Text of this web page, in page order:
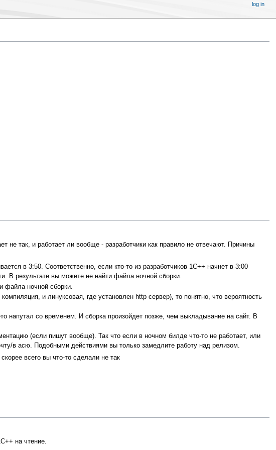
не так, и работает ли вообще - разработчики как правило не отвечают. Причины
в 3:50. Соответственно, если кто-то из разработчиков 1С++ начнет в 3:00
В результате вы можете не найти файла ночной сборки.
файла ночной сборки.
и линуксовая, где установлен http сервер), то понятно, что вероятность
напутал со временем. И сборка произойдет позже, чем выкладывание на сайт. В
(если пишут вообще). Так что если в ночном билде что-то не работает, или
в асю. Подобными действиями вы только замедлите работу над релизом.
всего вы что-то сделали не так
на чтение.
log in